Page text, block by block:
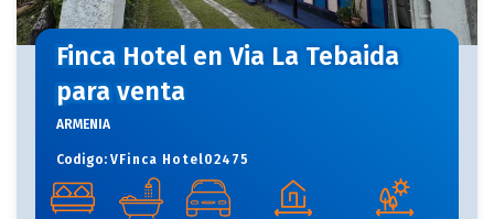
Finca Hotel en Via La Tebaida
para venta
ARMENIA
Codigo: VFinca Hotel02475